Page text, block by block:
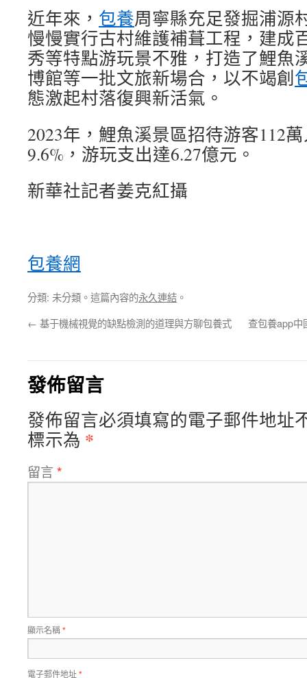
近年來， 包養周寧縣充足發掘浦源
慢慢實行古村維護補葺工程，建成
秀等特點游玩景不雅，打造了鯉魚
博館等一批文旅新場合，以不竭創
態激起村落復興新活氣。
2023年，鯉魚溪景區招待游客112
9.6%，游玩支出達6.27億元。
新華社記者姜克紅攝
包養網
分類: 未分類。這篇內容的永久連結 。
← 基于機械視覺的缺點檢測的道理與方聊包養式 查包養app中
發佈留言
發佈留言必須填寫的電子郵件地址
標示為 *
留言 *
顯示名稱*
電子郵件地址*